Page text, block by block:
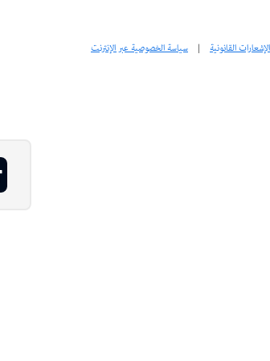
الإشعارات القانونية | سياسة الخصوصية عبر الإنترنت